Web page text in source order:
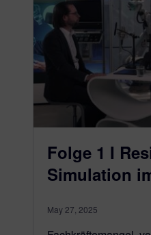
Folge 1 I
Simulation
May 27, 2025